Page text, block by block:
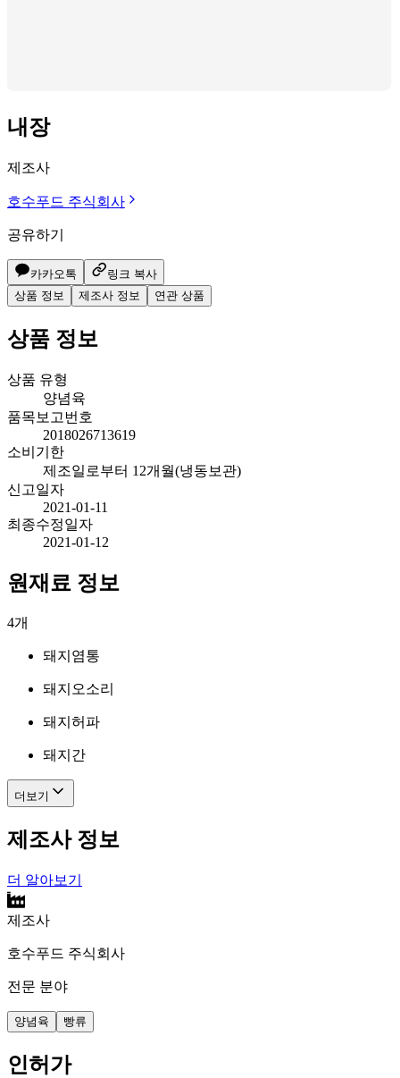
내장
제조사
호수푸드 주식회사
공유하기
카카오톡
링크 복사
상품 정보
제조사 정보 연관 상품
상품 정보
상품 유형
양념육
품목보고번호
2018026713619
소비기한
제조일로부터 12개월(냉동보관)
신고일자
2021-01-11
최종수정일자
2021-01-12
원재료 정보
4개
돼지염통
돼지오소리
돼지허파
돼지간
더보기
제조사 정보
더 알아보기
제조사
호수푸드 주식회사
전문 분야
양념육 빵류
인허가